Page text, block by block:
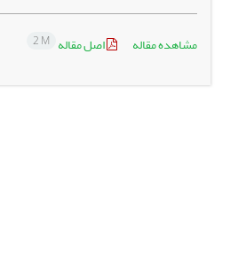
مشاهده مقاله اصل مقاله 2 M